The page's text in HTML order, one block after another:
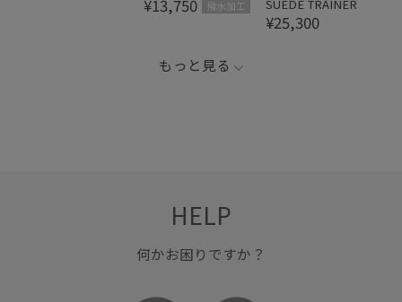
¥13,750 撥水加工
SUEDE TRAINER
¥25,300
もっと見る
HELP
何かお困りですか？